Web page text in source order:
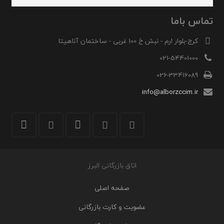
تماس باما
کرج-بلوار ارم - نبش خ 100 غربی - ساختمان آناهیتا
021-54401000
026-33416089
info@alborzccim.ir
اتاق بازرگانی البرز
صفحه اصلی
عضویت و کارت بازرگانی